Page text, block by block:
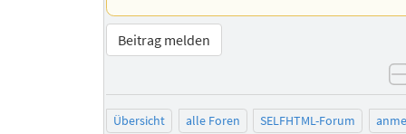
Beitrag melden
Übersicht alle Foren SELFHTML-Forum